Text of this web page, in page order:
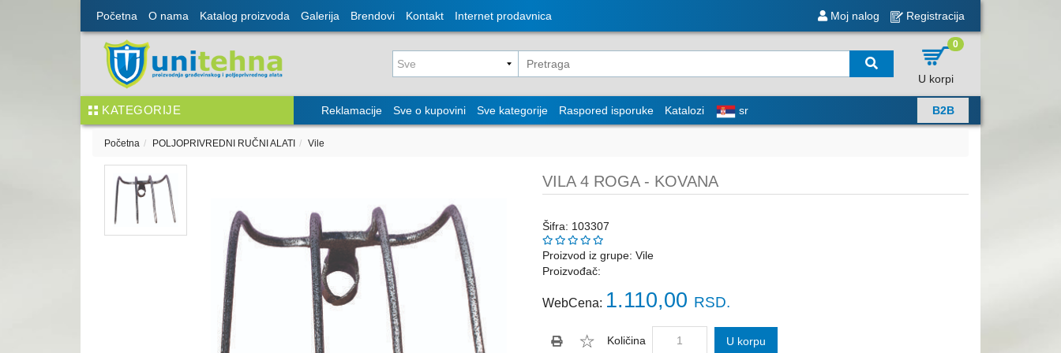
Početna O nama Katalog proizvoda Galerija Brendovi Kontakt Internet prodavnica Moj nalog Registracija
0
U korpi
KATEGORIJE Reklamacije Sve o kupovini Sve kategorije Raspored isporuke Katalozi sr B2B
Početna POLJOPRIVREDNI RUČNI ALATI Vile
VILA 4 ROGA - KOVANA
Šifra: 103307
Proizvod iz grupe: Vile
Proizvođač:
WebCena: 1.110,00 RSD.
Količina U korpu